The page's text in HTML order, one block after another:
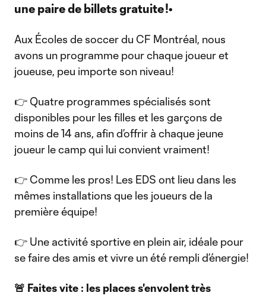
une paire de billets gratuite !•
Aux Écoles de soccer du CF Montréal, nous
avons un programme pour chaque joueur et
joueuse, peu importe son niveau!
👉 Quatre programmes spécialisés sont
disponibles pour les filles et les garçons de
moins de 14 ans, afin d’offrir à chaque jeune
joueur le camp qui lui convient vraiment!
👉 Comme les pros! Les EDS ont lieu dans les
mêmes installations que les joueurs de la
première équipe!
👉 Une activité sportive en plein air, idéale pour
se faire des amis et vivre un été rempli d’énergie!
🚨 Faites vite : les places s'envolent très